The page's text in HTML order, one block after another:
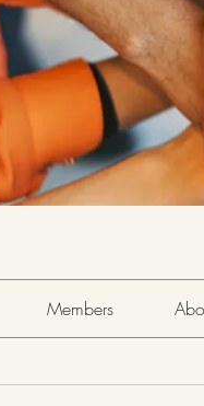
Members